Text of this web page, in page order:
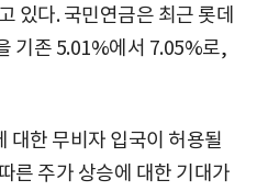
있다. 국민연금은 최근 롯데
기존 5.01%에서 7.05%로,
대한 무비자 입국이 허용될
른 주가 상승에 대한 기대가